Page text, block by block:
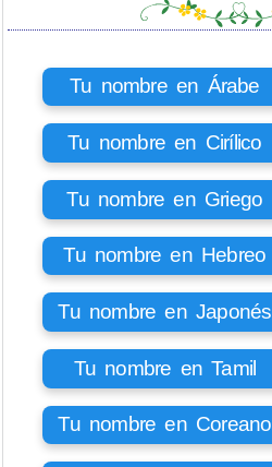
Tu nombre en Árabe
Tu nombre en Cirílico
Tu nombre en Griego
Tu nombre en Hebreo
Tu nombre en Japonés
Tu nombre en Tamil
Tu nombre en Coreano